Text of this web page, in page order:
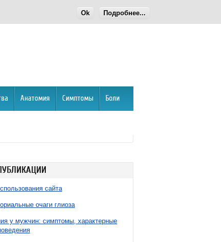
Ok Подробнее...
Анатомия Симптомы Боли
сайта
очаги глиоза
у мужчин: симптомы, характерные